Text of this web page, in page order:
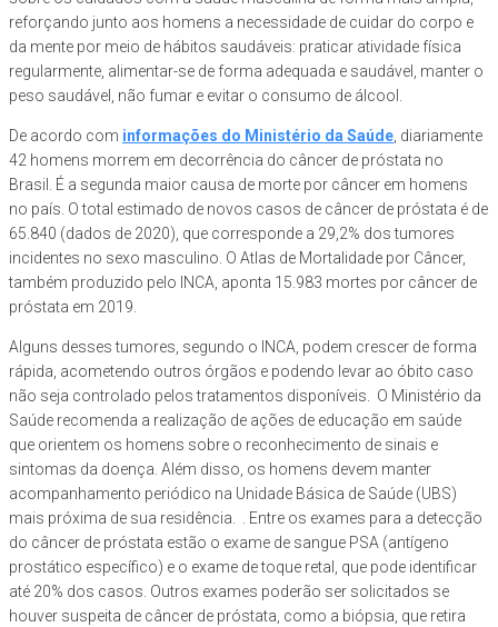
reforçando junto aos homens a necessidade de cuidar do corpo e
da mente por meio de hábitos saudáveis: praticar atividade física
regularmente, alimentar-se de forma adequada e saudável, manter o
peso saudável, não fumar e evitar o consumo de álcool.
De acordo com informações do Ministério da Saúde , diariamente
42 homens morrem em decorrência do câncer de próstata no
Brasil. É a segunda maior causa de morte por câncer em homens
no país. O total estimado de novos casos de câncer de próstata é de
65.840 (dados de 2020), que corresponde a 29,2% dos tumores
incidentes no sexo masculino. O Atlas de Mortalidade por Câncer,
também produzido pelo INCA, aponta 15.983 mortes por câncer de
próstata em 2019.
Alguns desses tumores, segundo o INCA, podem crescer de forma
rápida, acometendo outros órgãos e podendo levar ao óbito caso
não seja controlado pelos tratamentos disponíveis. O Ministério da
Saúde recomenda a realização de ações de educação em saúde
que orientem os homens sobre o reconhecimento de sinais e
sintomas da doença. Além disso, os homens devem manter
acompanhamento periódico na Unidade Básica de Saúde (UBS)
mais próxima de sua residência. . Entre os exames para a detecção
do câncer de próstata estão o exame de sangue PSA (antígeno
prostático específico) e o exame de toque retal, que pode identificar
até 20% dos casos. Outros exames poderão ser solicitados se
houver suspeita de câncer de próstata, como a biópsia, que retira